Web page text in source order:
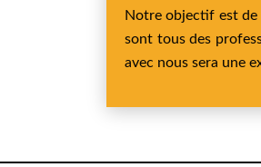
Notre objectif est de
sont tous des
avec nous sera une